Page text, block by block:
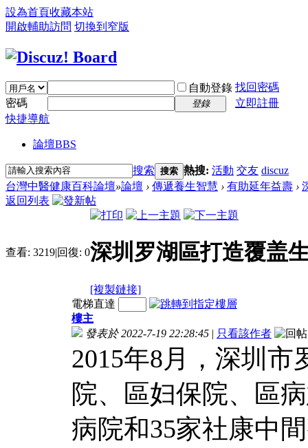
設為首頁收藏本站
開啟輔助訪問 切換到窄版
自動登錄 找回密碼
密碼
登錄
立即註冊
快捷導航
論壇BBS
搜索 搜索 熱搜: 活動 交友 discuz
台灣中醫健康百科論壇»論壇 › 傳遞養生智慧 › 有助延年益壽 ›
返回列表
查看: 3219|回復: 0深圳罗湖區打造覆盖
[複製鏈接]
電梯直達
樓主
發表於 2022-7-19 22:28:45 | 只看該作者
2015年8月，深圳
院、區妇保院、區
病院和35家社康中